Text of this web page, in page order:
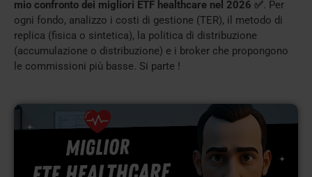
mio confronto dei migliori ETF healthcare nel 2026 ✅. Per
ogni fondo, analizzo i costi di gestione (TER), il metodo di
replica (fisica o sintetica), la politica di distribuzione
(accumulazione o distribuzione) e i broker che propongono
le commissioni più basse. Si parte !